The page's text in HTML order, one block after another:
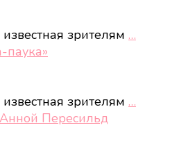
зрителям …
паука»
зрителям …
Пересильд